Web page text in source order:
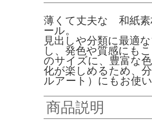
薄くて丈夫な 和紙
ール。
見出しや分類に最適
し、発色や質感にも
のサイズに、豊富な
化が楽しめるため、
ルアート）にもお使
商品説明